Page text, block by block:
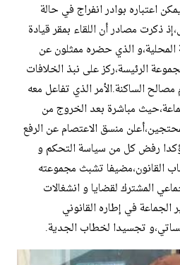
اعتباره بوادر انفراج في حالة
ذكرت مصادر أن اللقاء بمقر قيادة
الذي حضره ممثلون عن
الرئيسة،ركز على نبذ الخلافات
الساكنة.الأمر الذي تفاعل معه
مباشرة بعد الخروج من
منسق الاعتصام عن الرفع
رفض كل من سياسة التحكم و
القانون،مضيفا تشبث مجموعته
المشترك لقضايا و انشغالات
الجماعة في إطاره القانوني
تجسيدا لخطاب الجدية.